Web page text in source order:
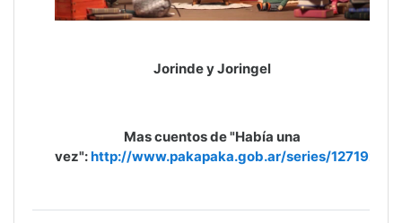
Jorinde y Joringel
Mas cuentos de "Había una
vez":http://www.pakapaka.gob.ar/series/127192